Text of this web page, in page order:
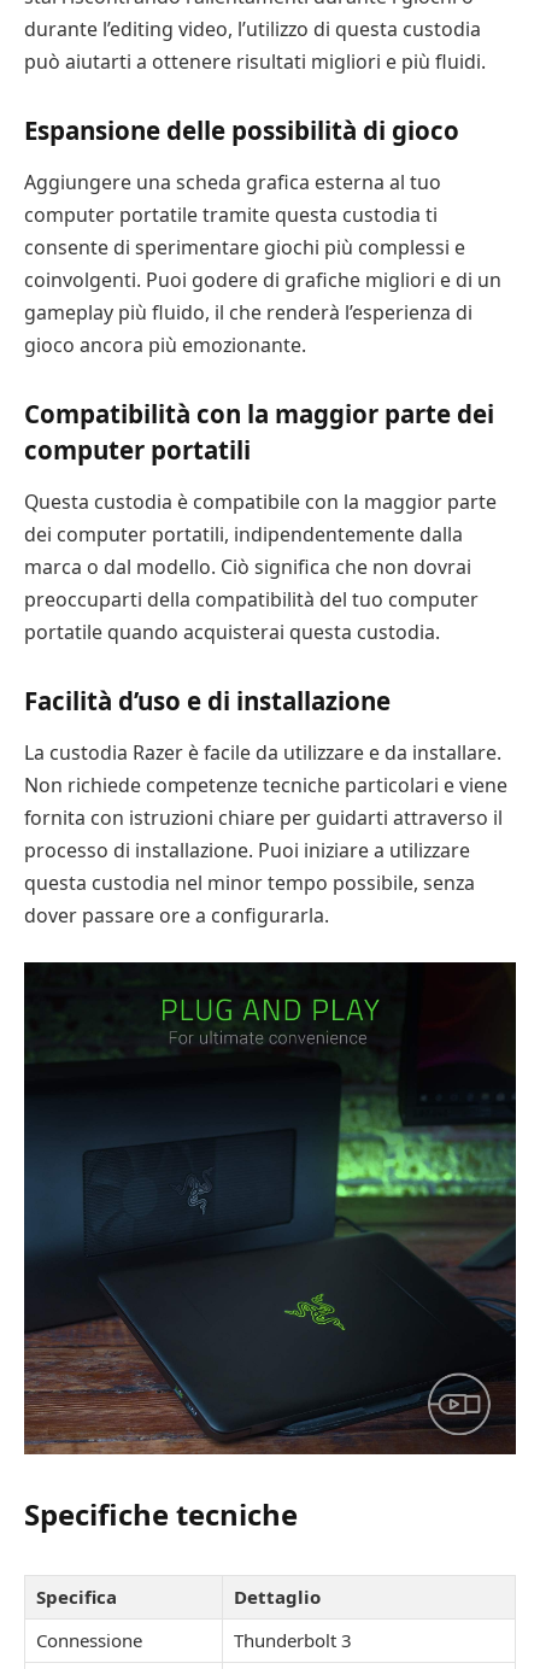
durante l’editing video, l’utilizzo di questa custodia
può aiutarti a ottenere risultati migliori e più fluidi.
Espansione delle possibilità di gioco
Aggiungere una scheda grafica esterna al tuo
computer portatile tramite questa custodia ti
consente di sperimentare giochi più complessi e
coinvolgenti. Puoi godere di grafiche migliori e di un
gameplay più fluido, il che renderà l’esperienza di
gioco ancora più emozionante.
Compatibilità con la maggior parte dei
computer portatili
Questa custodia è compatibile con la maggior parte
dei computer portatili, indipendentemente dalla
marca o dal modello. Ciò significa che non dovrai
preoccuparti della compatibilità del tuo computer
portatile quando acquisterai questa custodia.
Facilità d’uso e di installazione
La custodia Razer è facile da utilizzare e da installare.
Non richiede competenze tecniche particolari e viene
fornita con istruzioni chiare per guidarti attraverso il
processo di installazione. Puoi iniziare a utilizzare
questa custodia nel minor tempo possibile, senza
dover passare ore a configurarla.
Specifiche tecniche
Specifica
Dettaglio
Connessione
Thunderbolt 3